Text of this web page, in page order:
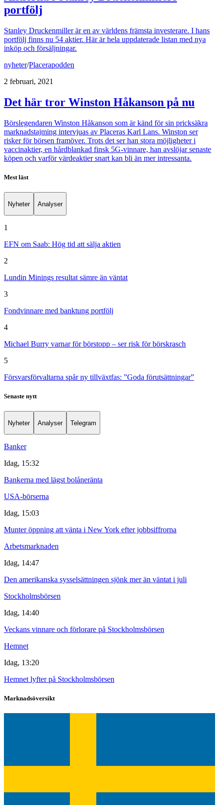
portfölj
Stanley Druckenmiller är en av världens främsta investerare. I hans
portfölj finns nu 54 aktier. Här är hela uppdaterade listan med nya
inköp och försäljningar.
nyheter/Placerapodden
2 februari, 2021
Det här tror Winston Håkanson på nu
Börslegendaren Winston Håkanson som är känd för sin pricksäkra
marknadstajming intervjuas av Placeras Karl Lans. Winston ser
risker för börsen framöver. Trots det ser han stora möjligheter i
vaccinaktier, en hårdblankad finsk 5G-vinnare, han avslöjar senaste
köpen och varför värdeaktier snart kan bli än mer intressanta.
Mest läst
Nyheter Analyser
1
EFN om Saab: Hög tid att sälja aktien
2
Lundin Minings resultat sämre än väntat
3
Fondvinnare med banktung portfölj
4
Michael Burry varnar för börstopp – ser risk för börskrasch
5
Försvarsförvaltarna spår ny tillväxtfas: ”Goda förutsättningar”
Senaste nytt
Nyheter Analyser Telegram
Banker
Idag, 15:32
Bankerna med lägst bolåneränta
USA-börserna
Idag, 15:03
Munter öppning att vänta i New York efter jobbsiffrorna
Arbetsmarknaden
Idag, 14:47
Den amerikanska sysselsättningen sjönk mer än väntat i juli
Stockholmsbörsen
Idag, 14:40
Veckans vinnare och förlorare på Stockholmsbörsen
Hemnet
Idag, 13:20
Hemnet lyfter på Stockholmsbörsen
Marknadsöversikt